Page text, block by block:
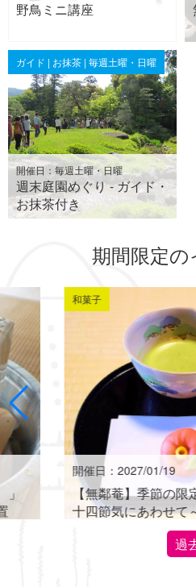
野鳥ミニ講座
ガイド | お抹茶 | 毎週土曜・日曜
開催日：毎週土曜・日曜
週末庭園めぐり - ガイド・
お抹茶付き
期間限定の
和菓子
開催日：2027/01/19
【無鄰菴】季節の
十四節気にあわせて
過